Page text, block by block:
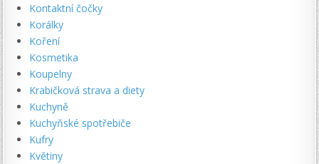
Kontaktní čočky
Korálky
Koření
Kosmetika
Koupelny
Krabičková strava a diety
Kuchyně
Kuchyňské spotřebiče
Kufry
Květiny